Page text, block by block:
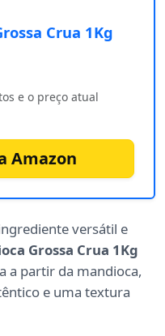
Crua 1Kg
e o preço atual
Amazon
versátil e
Grossa Crua 1Kg
a partir da mandioca,
e uma textura